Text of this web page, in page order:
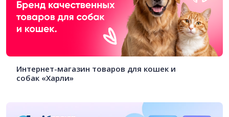
Интернет-магазин товаров для кошек и
собак «Харли»